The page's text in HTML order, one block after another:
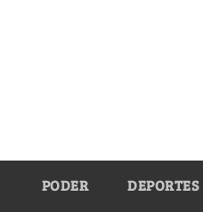
PODER DEPORTES